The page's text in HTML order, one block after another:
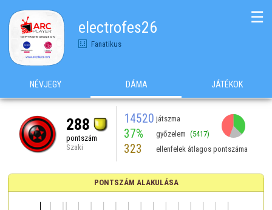
electrofes26
Fanatikus
☰
NÉVJEGY DÁMA JÁTÉKOK
288
pontszám
Szaki
14520 játszma
37% győzelem (5417)
323 ellenfelek átlagos pontszáma
PONTSZÁM ALAKULÁSA